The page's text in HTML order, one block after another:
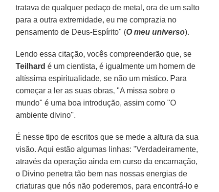
tratava de qualquer pedaço de metal, ora de um salto
para a outra extremidade, eu me comprazia no
pensamento de Deus-Espírito" (O meu universo).
Lendo essa citação, vocês compreenderão que, se
Teilhard é um cientista, é igualmente um homem de
altíssima espiritualidade, se não um místico. Para
começar a ler as suas obras, "A missa sobre o
mundo" é uma boa introdução, assim como "O
ambiente divino".
É nesse tipo de escritos que se mede a altura da sua
visão. Aqui estão algumas linhas: "Verdadeiramente,
através da operação ainda em curso da encarnação,
o Divino penetra tão bem nas nossas energias de
criaturas que nós não poderemos, para encontrá-lo e